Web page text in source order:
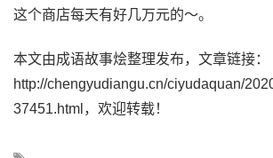
这个商店每天有好几万元的～。
本文由成语故事烩整理发布，文章链接：
http://chengyudiangu.cn/ciyudaquan/
37451.html，欢迎转载！